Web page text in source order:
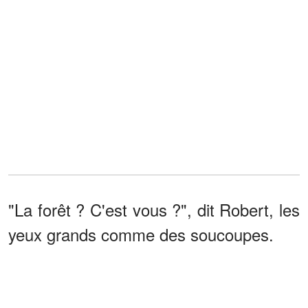
"La forêt ? C'est vous ?", dit Robert, les
yeux grands comme des soucoupes.